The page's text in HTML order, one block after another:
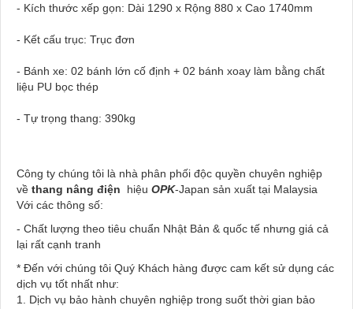
- Kích thước xếp gọn: Dài 1290 x Rộng 880 x Cao 1740mm
- Kết cấu trục: Trục đơn
- Bánh xe: 02 bánh lớn cố định + 02 bánh xoay làm bằng chất
liệu PU bọc thép
- Tự trọng thang: 390kg
Công ty chúng tôi là nhà phân phối độc quyền chuyên nghiệp
về thang nâng điện hiệu OPK-Japan sản xuất tại Malaysia
Với các thông số:
- Chất lượng theo tiêu chuẩn Nhật Bản & quốc tế nhưng giá cả
lại rất cạnh tranh
* Đến với chúng tôi Quý Khách hàng được cam kết sử dụng các
dịch vụ tốt nhất như:
1. Dịch vụ bảo hành chuyên nghiệp trong suốt thời gian bảo